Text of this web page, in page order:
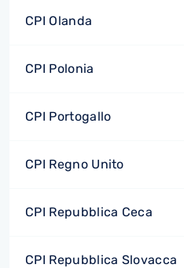
CPI Olanda
CPI Polonia
CPI Portogallo
CPI Regno Unito
CPI Repubblica Ceca
CPI Repubblica Slovacca